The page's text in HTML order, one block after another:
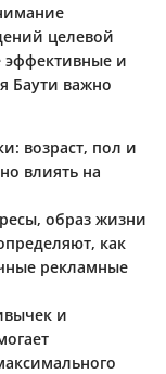
целевой
эффективные и
Баути важно
: возраст, пол и
влиять на
образ жизни
как
рекламные
и